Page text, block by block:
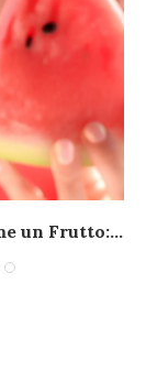
un Frutto:...